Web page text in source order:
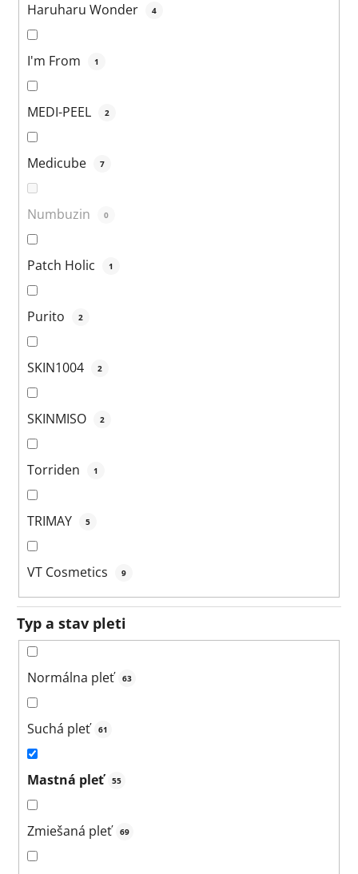
Haruharu Wonder 4
I'm From 1
MEDI-PEEL 2
Medicube 7
Numbuzin 0
Patch Holic 1
Purito 2
SKIN1004 2
SKINMISO 2
Torriden 1
TRIMAY 5
VT Cosmetics 9
Typ a stav pleti
Normálna pleť 63
Suchá pleť 61
Mastná pleť 55
Zmiešaná pleť 69